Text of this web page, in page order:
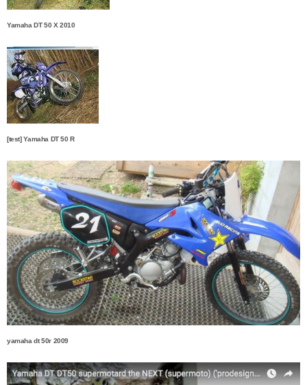
Yamaha DT 50 X 2010
[test] Yamaha DT 50 R
yamaha dt 50r 2009